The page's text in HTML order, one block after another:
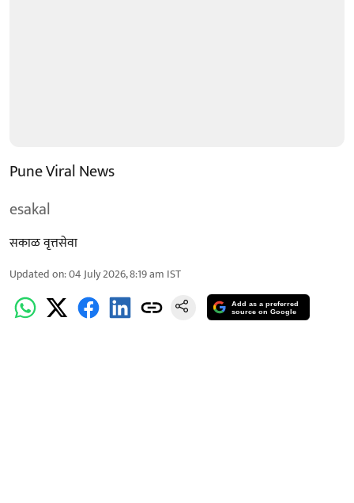
Pune Viral News
esakal
सकाळ वृत्तसेवा
Updated on:04 July 2026, 8:19 am IST
Add as a preferred
source on Google